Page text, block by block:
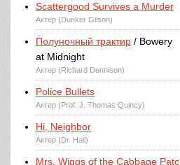
Scattergood Survives a Murder
Актер (Dunker Gilson)
Полуночный трактир / Bowery
at Midnight
Актер (Richard Dennison)
Police Bullets
Актер (Prof. J. Thomas Quincy)
Hi, Neighbor
Актер (Dr. Hall)
Mrs. Wiggs of the Cabbage